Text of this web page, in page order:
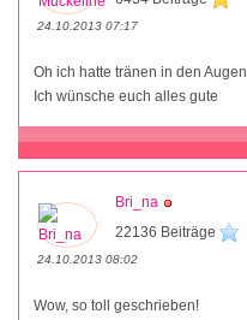
24.10.2013 07:17
Oh ich hatte tränen in den Augen.
Ich wünsche euch alles gute
Bri_na
22136 Beiträge
24.10.2013 08:02
Wow, so toll geschrieben!